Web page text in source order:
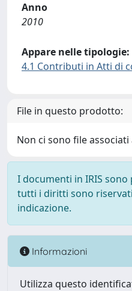
Anno
2010
Appare nelle tipologie:
4.1 Contributi in Atti di
File in questo prodotto:
Non ci sono file
I documenti in IRIS
tutti i diritti sono
indicazione.
Informazioni
Utilizza questo